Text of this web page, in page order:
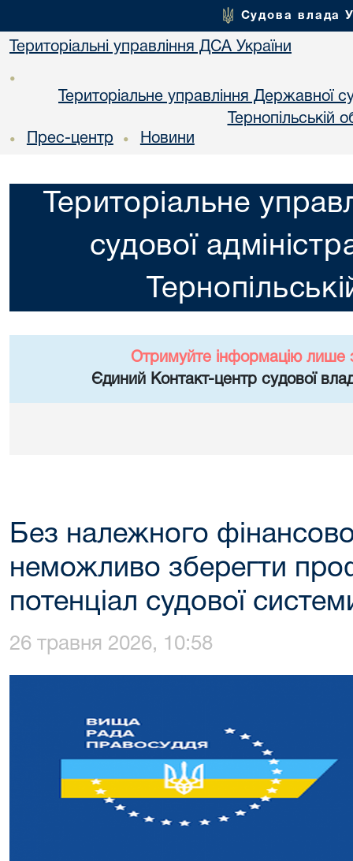
Судова влада
Територіальні управління ДСА України
•
Територіальне управління Державної
Тернопільській
• Прес-центр • Новини
Територіальне
судової
Отримуйте інформацію лише
Єдиний Контакт-центр судової
Без належного
неможливо зберегти
потенціал судової
26 травня 2026, 10:58